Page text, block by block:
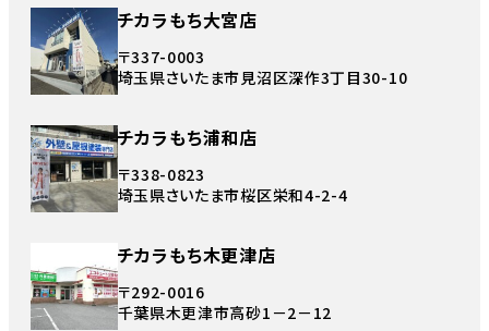
チカラもち大宮店
〒337-0003
埼玉県さいたま市見沼区深作3丁目30-10
チカラもち浦和店
〒338-0823
埼玉県さいたま市桜区栄和4-2-4
チカラもち木更津店
〒292-0016
千葉県木更津市高砂1－2－12